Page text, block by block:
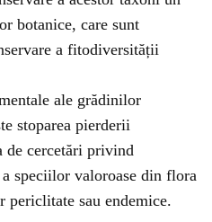
botanice, care sunt
a fitodiversității
ale grădinilor
stoparea pierderii
cercetări privind
speciilor valoroase din flora
periclitate sau endemice.